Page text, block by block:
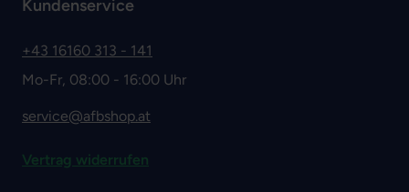
Kundenservice
+43 16160 313 - 141
Mo-Fr, 08:00 - 16:00 Uhr
service@afbshop.at
Vertrag widerrufen